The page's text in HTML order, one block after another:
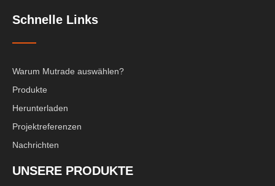
Schnelle Links
Warum Mutrade auswählen?
Produkte
Herunterladen
Projektreferenzen
Nachrichten
UNSERE PRODUKTE